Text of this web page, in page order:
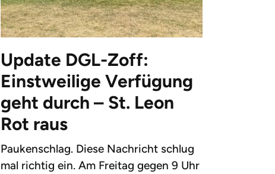
Update DGL-Zoff:
Einstweilige Verfügung
geht durch – St. Leon
Rot raus
Paukenschlag. Diese Nachricht schlug
mal richtig ein. Am Freitag gegen 9 Uhr